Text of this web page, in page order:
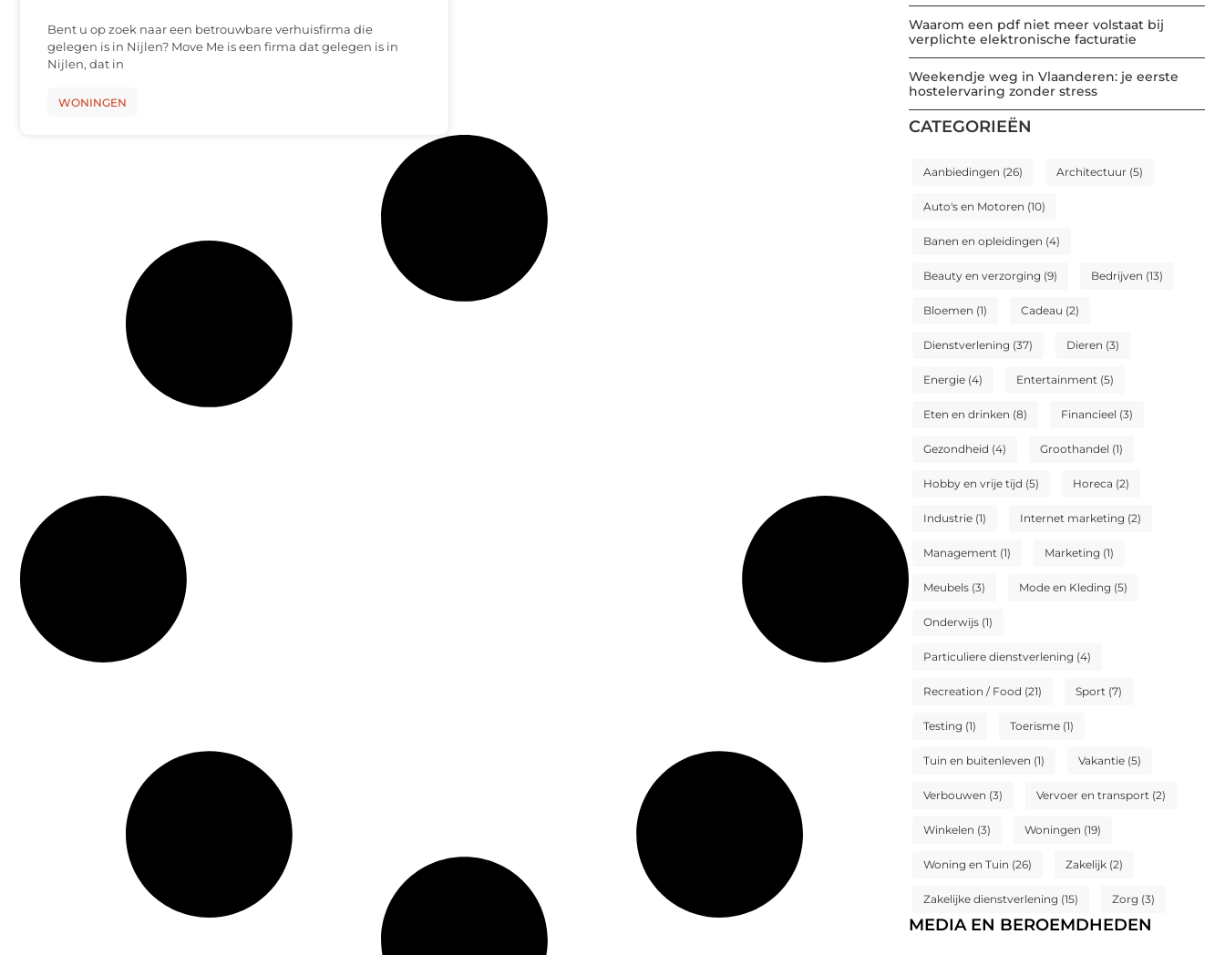
Waarom een pdf niet meer volstaat bij
verplichte elektronische facturatie
Weekendje weg in Vlaanderen: je eerste
hostelervaring zonder stress
CATEGORIEËN
Aanbiedingen (26) Architectuur (5)
Auto's en Motoren (10)
Banen en opleidingen (4)
Beauty en verzorging (9) Bedrijven (13)
Bloemen (1) Cadeau (2)
Dienstverlening (37) Dieren (3)
Energie (4) Entertainment (5)
Eten en drinken (8) Financieel (3)
Gezondheid (4) Groothandel (1)
Hobby en vrije tijd (5) Horeca (2)
Industrie (1) Internet marketing (2)
Management (1) Marketing (1)
Meubels (3) Mode en Kleding (5)
Onderwijs (1)
Particuliere dienstverlening (4)
Recreation / Food (21) Sport (7)
Testing (1) Toerisme (1)
Tuin en buitenleven (1) Vakantie (5)
Verbouwen (3) Vervoer en transport (2)
Winkelen (3) Woningen (19)
Woning en Tuin (26) Zakelijk (2)
Zakelijke dienstverlening (15) Zorg (3)
MEDIA EN BEROEMDHEDEN
Bent u op zoek naar een betrouwbare verhuisfirma die
gelegen is in Nijlen? Move Me is een firma dat gelegen is in
Nijlen, dat in
WONINGEN